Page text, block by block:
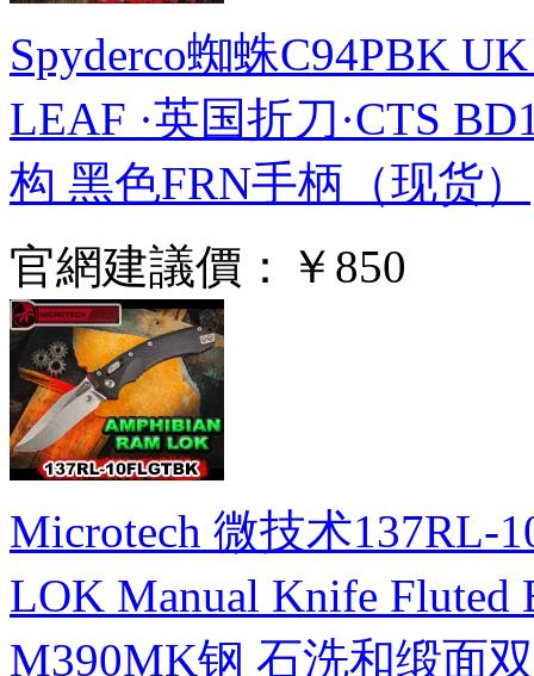
Spyderco蜘蛛C94PBK
LEAF ·英国折刀·CTS
构 黑色FRN手柄（现货）
官網建議價：
￥850
Microtech 微技术137RL-
LOK Manual Knife
M390MK钢 石洗和缎面